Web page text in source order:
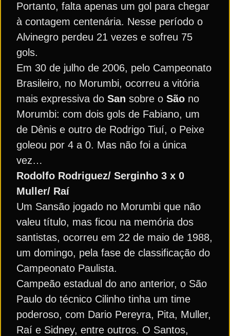
Portanto, falta apenas um gol para chegar
à contagem centenária. Nesse período o
Alvinegro perdeu 21 vezes e sofreu 75
gols.
Em 30 de julho de 2006, pelo Campeonato
Brasileiro, no Morumbi, ocorreu a vitória
mais expressiva do San sobre o São no
Morumbi: com dois gols de Fabiano, um
de Dênis e outro de Rodrigo Tiuí, o Peixe
goleou por 4 a 0. Mas não foi a única
vez…
Rodolfo Rodriguez/ Serginho 3 x 0
Muller/ Raí
Um Sansão jogado no Morumbi que não
valeu título, mas ficou na memória dos
santistas, ocorreu em 22 de maio de 1988,
um domingo, pela fase de classificação do
Campeonato Paulista.
Campeão estadual do ano anterior, o São
Paulo do técnico Cilinho tinha um time
poderoso, com Dario Pereyra, Pita, Muller,
Raí e Sidney, entre outros. O Santos,